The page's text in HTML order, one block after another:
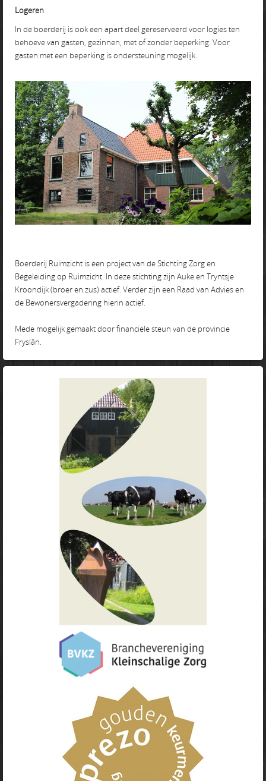
Logeren
In de boerderij is ook een apart deel gereserveerd voor logies ten
behoeve van gasten, gezinnen, met of zonder beperking. Voor
gasten met een beperking is ondersteuning mogelijk.
Boerderij Ruimzicht is een project van de Stichting Zorg en
Begeleiding op Ruimzicht. In deze stichting zijn Auke en Tryntsje
Kroondijk (broer en zus) actief. Verder zijn een Raad van Advies en
de Bewonersvergadering hierin actief.
Mede mogelijk gemaakt door financiële steun van de provincie
Fryslân.